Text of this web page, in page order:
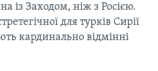
із Заходом, ніж з Росією.
для турків Сирії
кардинально відмінні